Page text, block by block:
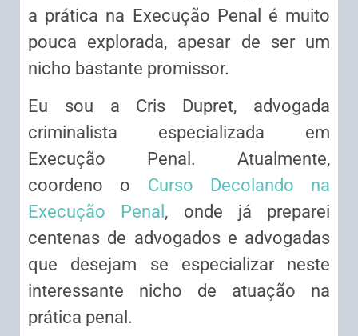
a prática na Execução Penal é muito
pouca explorada, apesar de ser um
nicho bastante promissor.
Eu sou a Cris Dupret, advogada
criminalista especializada em
Execução Penal. Atualmente,
coordeno o Curso Decolando na
Execução Penal , onde já preparei
centenas de advogados e advogadas
que desejam se especializar neste
interessante nicho de atuação na
prática penal.